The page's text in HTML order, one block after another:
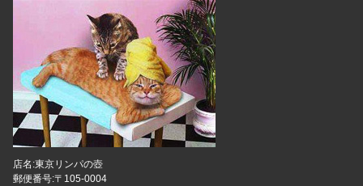
店名:東京リンパの壺
郵便番号:〒105-0004